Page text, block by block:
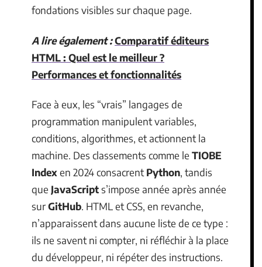
fondations visibles sur chaque page.
A lire également :Comparatif éditeurs
HTML : Quel est le meilleur ?
Performances et fonctionnalités
Face à eux, les “vrais” langages de
programmation manipulent variables,
conditions, algorithmes, et actionnent la
machine. Des classements comme le TIOBE
Indexen 2024 consacrent Python, tandis
que JavaScripts’impose année après année
surGitHub. HTML et CSS, en revanche,
n’apparaissent dans aucune liste de ce type :
ils ne savent ni compter, ni réfléchir à la place
du développeur, ni répéter des instructions.